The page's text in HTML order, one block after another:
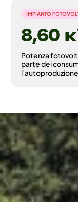
IMPIANTO
Potenza
parte dei